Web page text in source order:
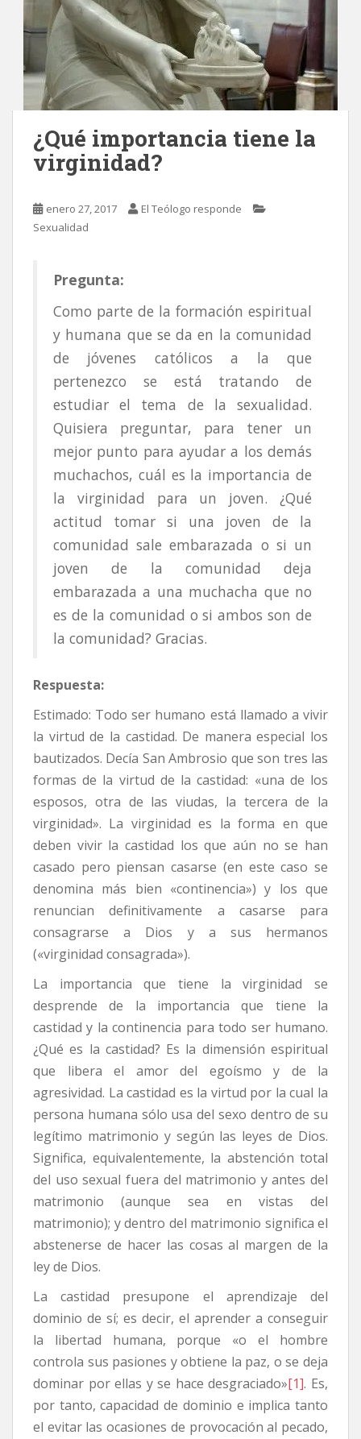
¿Qué importancia tiene la
virginidad?
enero 27, 2017
El Teólogo responde
Sexualidad
Pregunta:
Como parte de la formación espiritual
y humana que se da en la comunidad
de jóvenes católicos a la que
pertenezco se está tratando de
estudiar el tema de la sexualidad.
Quisiera preguntar, para tener un
mejor punto para ayudar a los demás
muchachos, cuál es la importancia de
la virginidad para un joven. ¿Qué
actitud tomar si una joven de la
comunidad sale embarazada o si un
joven de la comunidad deja
embarazada a una muchacha que no
es de la comunidad o si ambos son de
la comunidad? Gracias.
Respuesta:
Estimado: Todo ser humano está llamado a vivir
la virtud de la castidad. De manera especial los
bautizados. Decía San Ambrosio que son tres las
formas de la virtud de la castidad: «una de los
esposos, otra de las viudas, la tercera de la
virginidad». La virginidad es la forma en que
deben vivir la castidad los que aún no se han
casado pero piensan casarse (en este caso se
denomina más bien «continencia») y los que
renuncian definitivamente a casarse para
consagrarse a Dios y a sus hermanos
(«virginidad consagrada»).
La importancia que tiene la virginidad se
desprende de la importancia que tiene la
castidad y la continencia para todo ser humano.
¿Qué es la castidad? Es la dimensión espiritual
que libera el amor del egoísmo y de la
agresividad. La castidad es la virtud por la cual la
persona humana sólo usa del sexo dentro de su
legítimo matrimonio y según las leyes de Dios.
Significa, equivalentemente, la abstención total
del uso sexual fuera del matrimonio y antes del
matrimonio (aunque sea en vistas del
matrimonio); y dentro del matrimonio significa el
abstenerse de hacer las cosas al margen de la
ley de Dios.
La castidad presupone el aprendizaje del
dominio de sí; es decir, el aprender a conseguir
la libertad humana, porque «o el hombre
controla sus pasiones y obtiene la paz, o se deja
dominar por ellas y se hace desgraciado»[1]. Es,
por tanto, capacidad de dominio e implica tanto
el evitar las ocasiones de provocación al pecado,